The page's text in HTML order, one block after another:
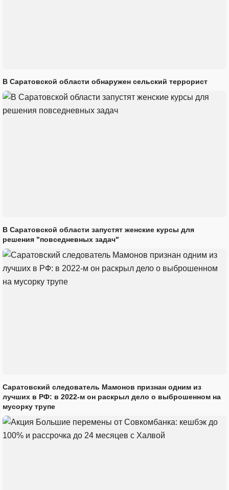
В Саратовской области обнаружен сельский террорист
В Саратовской области запустят женские курсы для
решения "повседневных задач"
Саратовский следователь Мамонов признан одним из
лучших в РФ: в 2022-м он раскрыл дело о выброшенном на
мусорку трупе